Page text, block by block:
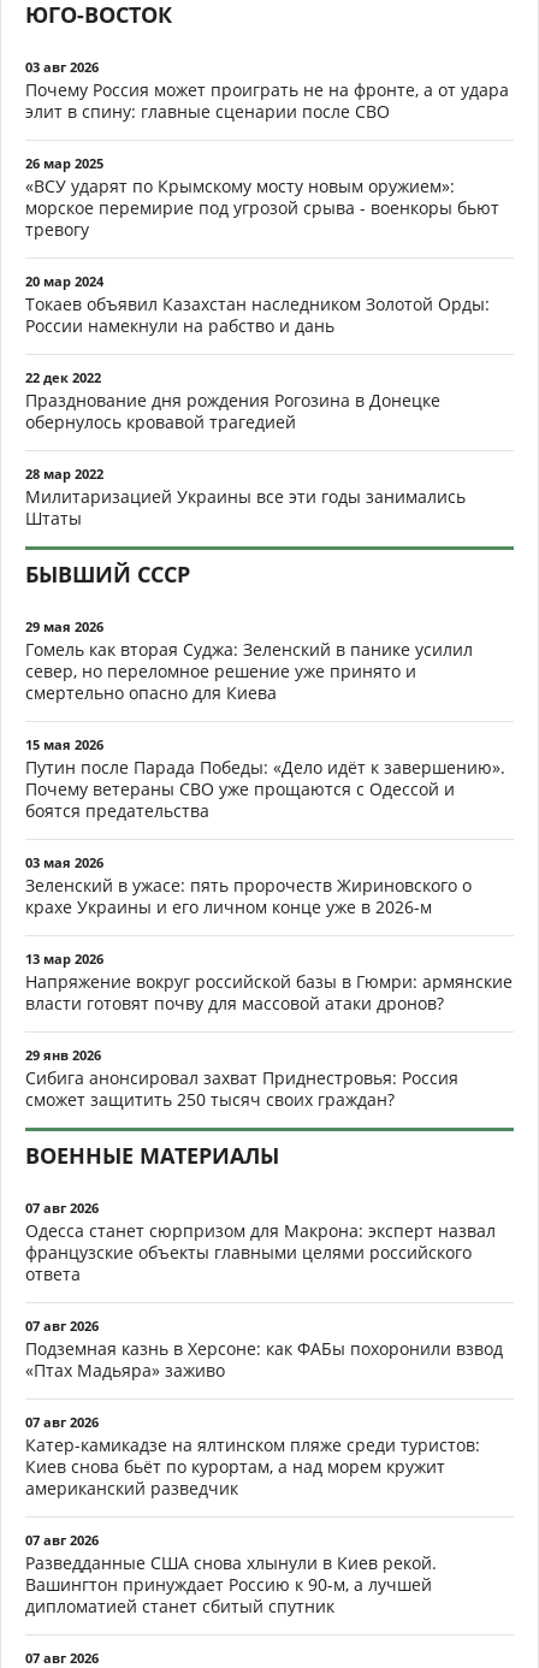
ЮГО-ВОСТОК
03 авг 2026
Почему Россия может проиграть не на фронте, а от удара
элит в спину: главные сценарии после СВО
26 мар 2025
«ВСУ ударят по Крымскому мосту новым оружием»:
морское перемирие под угрозой срыва - военкоры бьют
тревогу
20 мар 2024
Токаев объявил Казахстан наследником Золотой Орды:
России намекнули на рабство и дань
22 дек 2022
Празднование дня рождения Рогозина в Донецке
обернулось кровавой трагедией
28 мар 2022
Милитаризацией Украины все эти годы занимались
Штаты
БЫВШИЙ СССР
29 мая 2026
Гомель как вторая Суджа: Зеленский в панике усилил
север, но переломное решение уже принято и
смертельно опасно для Киева
15 мая 2026
Путин после Парада Победы: «Дело идёт к завершению».
Почему ветераны СВО уже прощаются с Одессой и
боятся предательства
03 мая 2026
Зеленский в ужасе: пять пророчеств Жириновского о
крахе Украины и его личном конце уже в 2026-м
13 мар 2026
Напряжение вокруг российской базы в Гюмри: армянские
власти готовят почву для массовой атаки дронов?
29 янв 2026
Сибига анонсировал захват Приднестровья: Россия
сможет защитить 250 тысяч своих граждан?
ВОЕННЫЕ МАТЕРИАЛЫ
07 авг 2026
Одесса станет сюрпризом для Макрона: эксперт назвал
французские объекты главными целями российского
ответа
07 авг 2026
Подземная казнь в Херсоне: как ФАБы похоронили взвод
«Птах Мадьяра» заживо
07 авг 2026
Катер-камикадзе на ялтинском пляже среди туристов:
Киев снова бьёт по курортам, а над морем кружит
американский разведчик
07 авг 2026
Разведданные США снова хлынули в Киев рекой.
Вашингтон принуждает Россию к 90-м, а лучшей
дипломатией станет сбитый спутник
07 авг 2026